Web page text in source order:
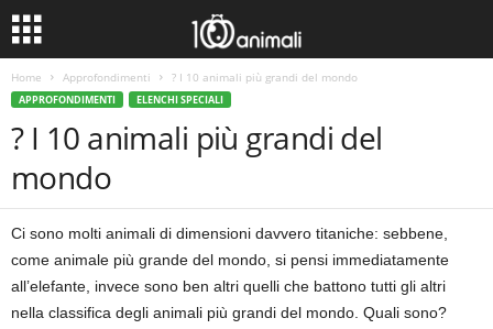
Home Approfondimenti ? I 10 animali più grandi del mondo
APPROFONDIMENTI ELENCHI SPECIALI
? I 10 animali più grandi del
mondo
Ci sono molti animali di dimensioni davvero titaniche: sebbene,
come animale più grande del mondo, si pensi immediatamente
all’elefante, invece sono ben altri quelli che battono tutti gli altri
nella classifica degli animali più grandi del mondo. Quali sono?